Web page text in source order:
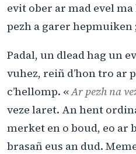
evit ober ar mad evel
pezh a garer hepmuiken
Padal, un dlead hag un
vuhez, reiñ d’hon tro ar
c’hellomp. «Ar pezh na
veze laret. An hent
merket en o boud, eo ar
brasañ eus an dud.